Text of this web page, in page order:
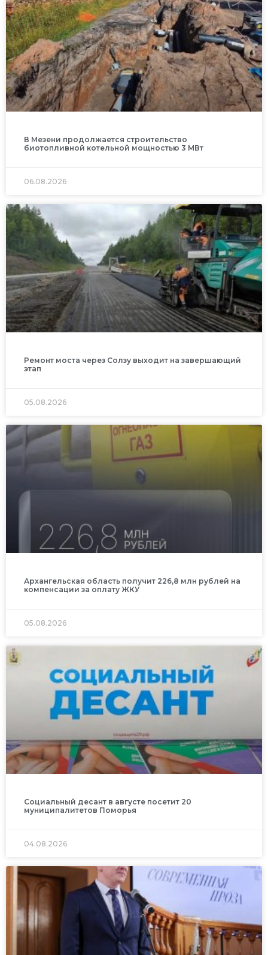
В Мезени продолжается строительство
биотопливной котельной мощностью 3 МВт
06.08.2026
Ремонт моста через Солзу выходит на завершающий
этап
05.08.2026
Архангельская область получит 226,8 млн рублей на
компенсации за оплату ЖКУ
05.08.2026
Социальный десант в августе посетит 20
муниципалитетов Поморья
04.08.2026